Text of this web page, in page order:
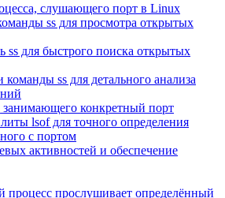
слушающего порт в Linux
ss для просмотра открытых
ss для быстрого поиска открытых
ss для детального анализа
занимающего конкретный порт
lsof для точного определения
с портом
активностей и обеспечение
процесс прослушивает определённый